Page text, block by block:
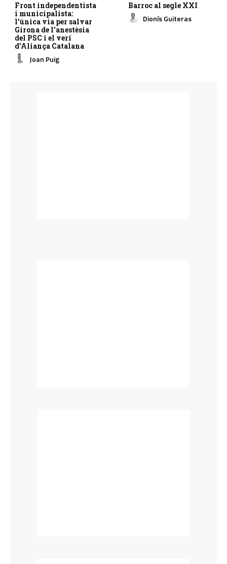
Front independentista
i municipalista:
l’única via per salvar
Girona de l’anestèsia
del PSC i el verí
d’Aliança Catalana
Joan Puig
Barroc al segle XXI
Dionís Guiteras